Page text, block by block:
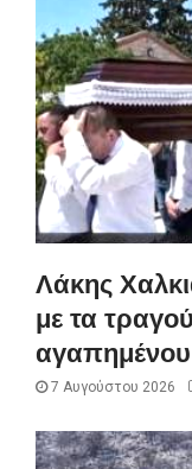
Λάκης
με τα
αγαπημένου
7 Αυγούστου 2026